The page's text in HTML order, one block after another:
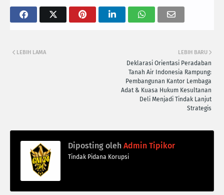
LEBIH BARU
Deklarasi Orientasi Peradaban
Tanah Air Indonesia Rampung:
Pembangunan Kantor Lembaga
Adat & Kuasa Hukum Kesultanan
Deli Menjadi Tindak Lanjut
Strategis
LEBIH LAMA
Diposting oleh Admin Tipikor
Tindak Pidana Korupsi